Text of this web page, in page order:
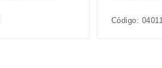
Código: 04011